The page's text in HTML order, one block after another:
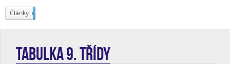
Články
TABULKA 9. třídy